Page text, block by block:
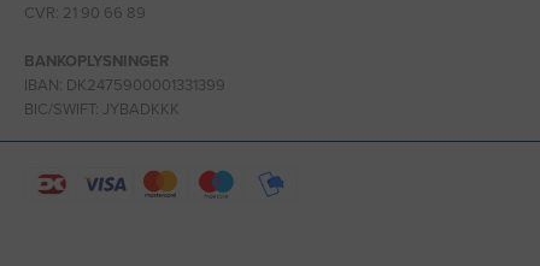
CVR: 21 90 66 89
BANKOPLYSNINGER
IBAN: DK2475900001331399
BIC/SWIFT: JYBADKKK